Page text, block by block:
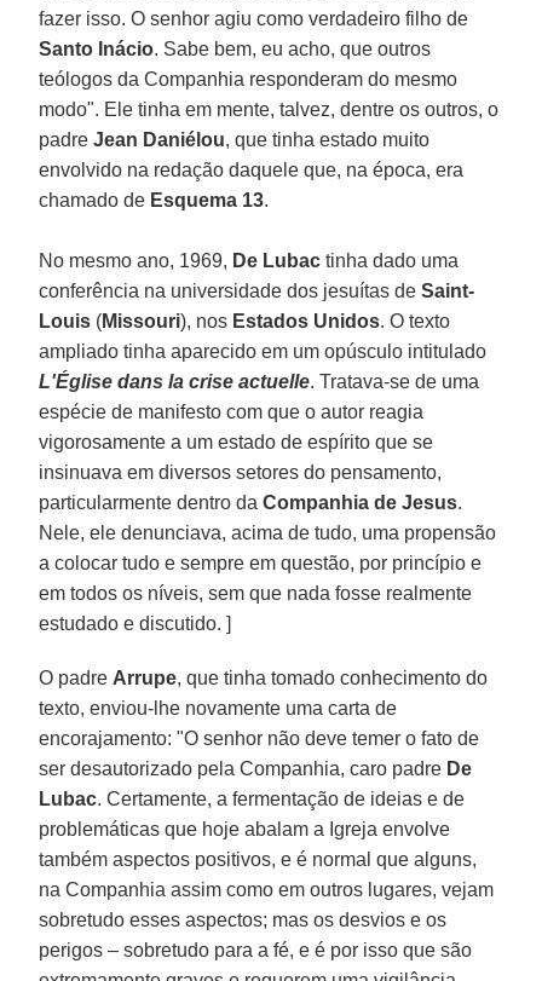
fazer isso. O senhor agiu como verdadeiro filho de
Santo Inácio. Sabe bem, eu acho, que outros
teólogos da Companhia responderam do mesmo
modo". Ele tinha em mente, talvez, dentre os outros, o
padreJean Daniélou, que tinha estado muito
envolvido na redação daquele que, na época, era
chamado de Esquema 13.
No mesmo ano, 1969, De Lubac tinha dado uma
conferência na universidade dos jesuítas deSaint-
Louis (Missouri), nos Estados Unidos. O texto
ampliado tinha aparecido em um opúsculo intitulado
L'Église dans la crise actuelle. Tratava-se de uma
espécie de manifesto com que o autor reagia
vigorosamente a um estado de espírito que se
insinuava em diversos setores do pensamento,
particularmente dentro daCompanhia de Jesus.
Nele, ele denunciava, acima de tudo, uma propensão
a colocar tudo e sempre em questão, por princípio e
em todos os níveis, sem que nada fosse realmente
estudado e discutido. ]
O padre Arrupe, que tinha tomado conhecimento do
texto, enviou-lhe novamente uma carta de
encorajamento: "O senhor não deve temer o fato de
ser desautorizado pela Companhia, caro padre De
Lubac. Certamente, a fermentação de ideias e de
problemáticas que hoje abalam a Igreja envolve
também aspectos positivos, e é normal que alguns,
na Companhia assim como em outros lugares, vejam
sobretudo esses aspectos; mas os desvios e os
perigos – sobretudo para a fé, e é por isso que são